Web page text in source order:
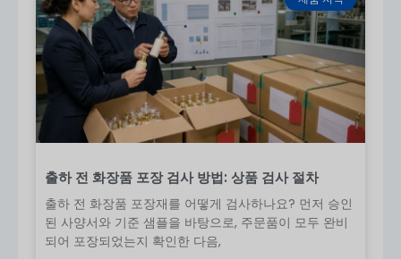
디자인 요구 사항을 명확히 파악하기
크기, 소재, 색상, 장식 등 세부 사양을 제공하여 크
림 튜브가 고객의 기대에 부응할 수 있도록 하세
생산 전 샘플 요청
대량 생산을 진행하기 전에 항상 샘플을 요청하여
디자인, 크기 및 품질이 표준에 맞는지 확인하세
맞춤 주문 계획
특히 독특한 디자인이나 특수 기능이 있는 맞춤형
패키징은 툴링 및 생산 시간으로 인해 시간이 더
출하 전 화장품 포장 검사 방법: 상품 검사 절차
출하 전 화장품 포장재를 어떻게 검사하나요? 먼저 승인
된 사양서와 기준 샘플을 바탕으로, 주문품이 모두 완비
되어 포장되었는지 확인한 다음,